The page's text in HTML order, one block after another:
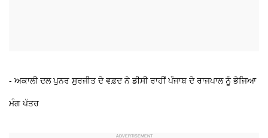
- ਅਕਾਲੀ ਦਲ ਪੁਨਰ ਸੁਰਜੀਤ ਦੇ ਵਫ਼ਦ ਨੇ ਡੀਸੀ ਰਾਹੀਂ ਪੰਜਾਬ ਦੇ ਰਾਜਪਾਲ ਨੂੰ ਭੇਜਿਆ
ਮੰਗ ਪੱਤਰ